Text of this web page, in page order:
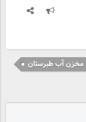
مخزن آب طبرستان